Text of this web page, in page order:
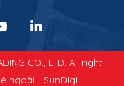
CO., LTD. All right
ngoài - SunDigi